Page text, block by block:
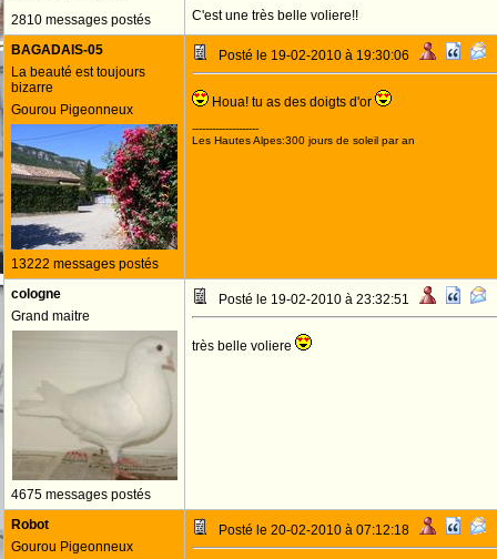
2810 messages postés
C'est une très belle voliere!!
BAGADAIS-05
La beauté est toujours
bizarre
Gourou Pigeonneux
13222 messages postés
Posté le 19-02-2010 à 19:30:06
Houa! tu as des doigts d'or
--------------------
Les Hautes Alpes:300 jours de soleil par an
cologne
Grand maitre
4675 messages postés
Posté le 19-02-2010 à 23:32:51
très belle voliere
Robot
Gourou Pigeonneux
Posté le 20-02-2010 à 07:12:18